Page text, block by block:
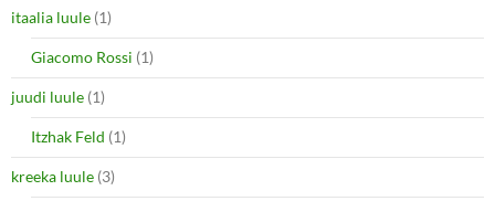
itaalia luule (1)
Giacomo Rossi (1)
juudi luule (1)
Itzhak Feld (1)
kreeka luule (3)